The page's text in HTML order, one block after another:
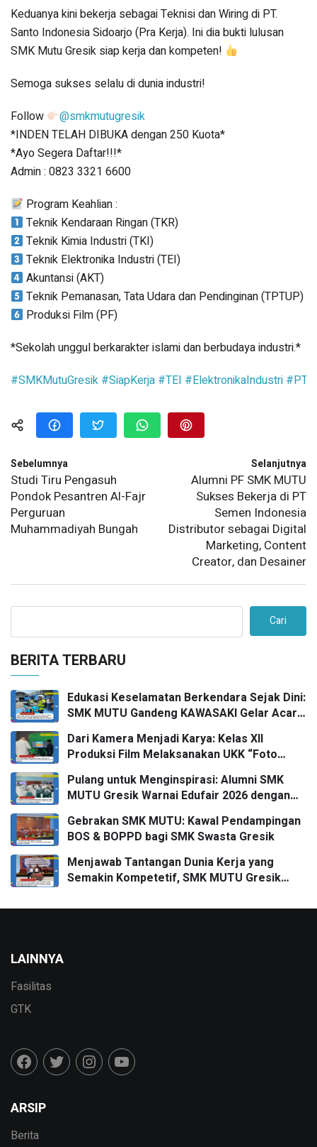
Keduanya kini bekerja sebagai Teknisi dan Wiring di PT.
Santo Indonesia Sidoarjo (Pra Kerja). Ini dia bukti lulusan
SMK Mutu Gresik siap kerja dan kompeten!
Semoga sukses selalu di dunia industri!
Follow
@smkmutugresik
*INDEN TELAH DIBUKA dengan 250 Kuota*
*Ayo Segera Daftar!!!*
Admin : 0823 3321 6600
Program Keahlian :
Teknik Kendaraan Ringan (TKR)
Teknik Kimia Industri (TKI)
Teknik Elektronika Industri (TEI)
Akuntansi (AKT)
Teknik Pemanasan, Tata Udara dan Pendinginan (TPTUP)
Produksi Film (PF)
*Sekolah unggul berkarakter islami dan berbudaya industri.*
#SMKMutuGresik #SiapKerja #TEI #ElektronikaIndustri
Sebelumnya
Studi Tiru Pengasuh
Pondok Pesantren Al-Fajr
Perguruan
Muhammadiyah Bungah
Selanjutnya
Alumni PF SMK MUTU
Sukses Bekerja di PT
Semen Indonesia
Distributor sebagai Digital
Marketing, Content
Creator, dan Desainer
Cari
BERITA TERBARU
Edukasi Keselamatan Berkendara Sejak Dini:
SMK MUTU Gandeng KAWASAKI Gelar Acara
Dari Kamera Menjadi Karya: Kelas XII
Produksi Film Melaksanakan UKK “Foto
Pulang untuk Menginspirasi: Alumni SMK
MUTU Gresik Warnai Edufair 2026 dengan
Gebrakan SMK MUTU: Kawal Pendampingan
BOS & BOPPD bagi SMK Swasta Gresik
Menjawab Tantangan Dunia Kerja yang
Semakin Kompetetif, SMK MUTU Gresik
Penandatanganan MoU
LAINNYA
Fasilitas
GTK
ARSIP
Berita